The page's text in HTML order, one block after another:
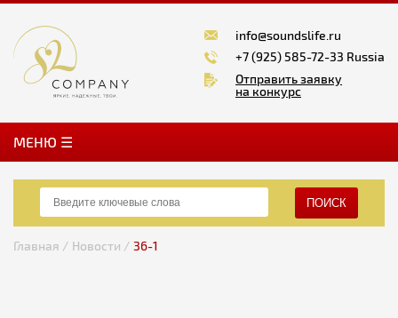
info@soundslife.ru
+7 (925) 585-72-33 Russia
Отправить заявку
на конкурс
MЕНЮ ☰
ПОИСК
Главная / Новости / 36-1